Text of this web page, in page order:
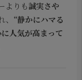
よりも誠実さや
“静かにハマる
人気が高まって